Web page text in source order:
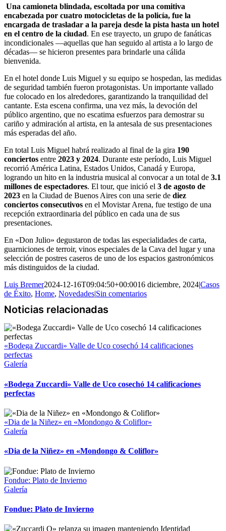
Una camioneta blindada, escoltada por una comitiva
encabezada por cuatro motocicletas de la policía, fue la
encargada de trasladar a la pareja desde la pista hasta un hotel
en el centro de la ciudad. En ese trayecto, un grupo de fanáticas
incondicionales —aquellas que han seguido al artista a lo largo de
décadas— se hicieron presentes para brindarle una cálida
bienvenida.
En el hotel donde Luis Miguel y su equipo se hospedan, las medidas
de seguridad también fueron protagonistas. Un importante vallado
fue colocado en los alrededores, garantizando la tranquilidad del
cantante. Esta escena confirma, una vez más, la devoción del
público argentino, que no escatima esfuerzos para demostrar su
cariño y admiración al artista, en la antesala de sus presentaciones
más esperadas del año.
En total Luis Miguel habrá realizado al final de la gira 190
conciertos entre 2023 y 2024. Durante este período, Luis Miguel
recorrió América Latina, Estados Unidos, Canadá y Europa,
logrando un hito en la industria musical al convocar a un total de 3.1
millones de espectadores. El tour, que inició el 3 de agosto de
2023 en la Ciudad de Buenos Aires con una serie de diez
conciertos consecutivos en el Movistar Arena, fue testigo de una
recepción extraordinaria del público en cada una de sus
presentaciones.
En «Don Julio» degustaron de todas las especialidades de carta,
guarniciones de terroir, vinos especiales de la Cava del lugar y una
selección de postres caseros de uno de los espacios gastronómicos
más distinguidos de la ciudad.
Luis Bremer2024-12-16T09:04:50+00:0016 diciembre, 2024|Casos
de Éxito, Home, Novedades|Sin comentarios
«Bodega Zuccardi» Valle de Uco cosechó 14 calificaciones
perfectas
Galería
«Bodega Zuccardi» Valle de Uco cosechó 14 calificaciones
perfectas
«Dia de la Niñez» en «Mondongo & Coliflor»
Galería
«Dia de la Niñez» en «Mondongo & Coliflor»
Fondue: Plato de Invierno
Galería
Fondue: Plato de Invierno